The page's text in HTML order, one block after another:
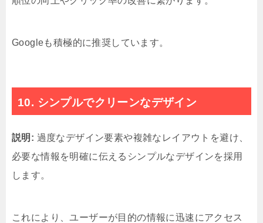
Googleも積極的に推奨しています。
10. シンプルでクリーンなデザイン
説明: 過度なデザイン要素や複雑なレイアウトを避け、
必要な情報を明確に伝えるシンプルなデザインを採用
します。
これにより、ユーザーが目的の情報に迅速にアクセス